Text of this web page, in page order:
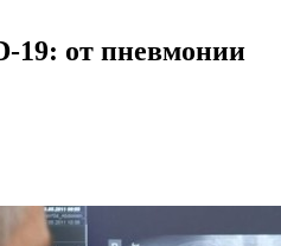
19: от пневмонии